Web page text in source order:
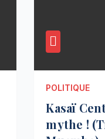
POLITIQUE
Kasaï
mythe !